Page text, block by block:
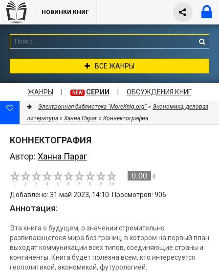
НОВИНКИ КНИГ
ВСЕ ЖАНРЫ
ЖАНРЫ NEW СЕРИИ ОБСУЖДЕНИЯ КНИГ
Электронная библиотека "MoreKnig.org" » Экономика, деловая
литература » Ханна Параг» Коннектография
КОННЕКТОГРАФИЯ
Автор: Ханна Параг
0.00 0
Добавлено: 31 май 2023, 14:10. Просмотров: 906
Аннотация:
Эта книга о будущем, о значении стремительно
развивающегося мира без границ, в котором на первый план
выходят коммуникации всех типов, соединяющие страны и
континенты. Книга будет полезна всем, кто интересуется
геополитикой, экономикой, футурологией.